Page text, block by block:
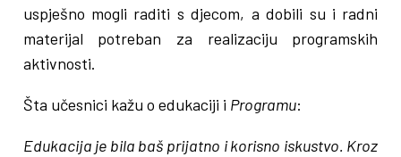
uspješno mogli raditi s djecom, a dobili su i radni
materijal potreban za realizaciju programskih
aktivnosti.
Šta učesnici kažu o edukaciji i Programu:
Edukacija je bila baš prijatno i korisno iskustvo. Kroz